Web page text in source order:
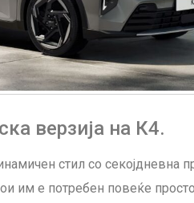
верзија на К4.
стил со секојдневна
им е потребен повеќе